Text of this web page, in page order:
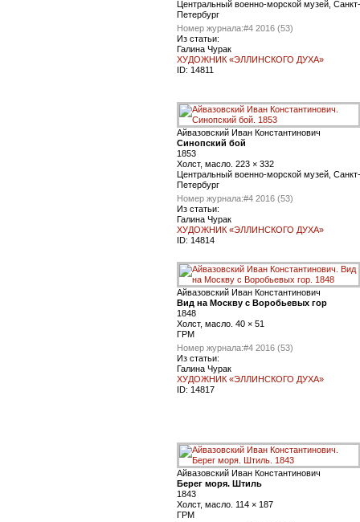
Центральный военно-морской музей, Санкт-
Петербург
Номер журнала:#4 2016 (53)
Из статьи:
Галина Чурак
ХУДОЖНИК «ЭЛЛИНСКОГО ДУХА»
ID: 14811
Айвазовский Иван Константинович
Синопский бой
1853
Холст, масло. 223 × 332
Центральный военно-морской музей, Санкт-
Петербург
Номер журнала:#4 2016 (53)
Из статьи:
Галина Чурак
ХУДОЖНИК «ЭЛЛИНСКОГО ДУХА»
ID: 14814
Айвазовский Иван Константинович
Вид на Москву с Воробьевых гор
1848
Холст, масло. 40 × 51
ГРМ
Номер журнала:#4 2016 (53)
Из статьи:
Галина Чурак
ХУДОЖНИК «ЭЛЛИНСКОГО ДУХА»
ID: 14817
Айвазовский Иван Константинович
Берег моря. Штиль
1843
Холст, масло. 114 × 187
ГРМ